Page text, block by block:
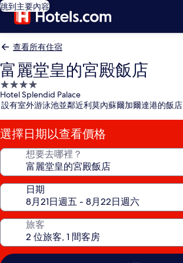
跳到主要內容
查看所有住宿
富麗堂皇的宮殿飯店
4.0
星
級
住
宿
Hotel Splendid Palace
設有室外游泳池並鄰近利莫內蘇爾加爾達港的飯店
選擇日期以查看價格
想要去哪裡？
日期
旅客